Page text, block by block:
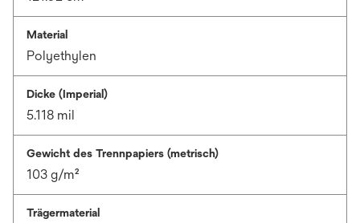
Material
Polyethylen
Dicke (Imperial)
5.118 mil
Gewicht des Trennpapiers (metrisch)
103 g/m²
Trägermaterial